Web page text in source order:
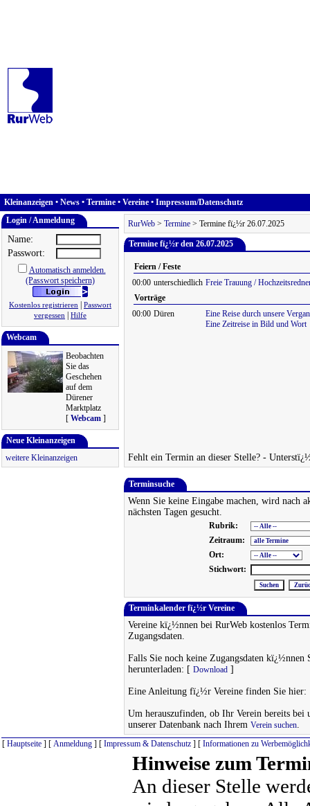
Kleinanzeigen • News • Termine • Vereine • Impressum/Datenschutz
Login / Anmeldung
Name:
Passwort:
Automatisch anmelden.
(Passwort speichern)
Kostenlos registrieren
Passwort
vergessen
Hilfe
Webcam
Beobachten
Sie das
Geschehen
auf dem
Dürener
Marktplatz
[ Webcam ]
Neue Kleinanzeigen
weitere Kleinanzeigen
RurWeb > Termine > Termine fï¿½r 26.07.2025
Termine fï¿½r den 26.07.2025
Feiern / Feste
00:00 unterschiedlich Freie Trauung /
Vorträge
00:00 Düren
Eine Reise durch unsere
Eine Zeitreise in Bild und Wort
Fehlt ein Termin an dieser Stelle? -
Terminsuche
Wenn Sie keine Eingabe machen, wird nach
nächsten Tagen gesucht.
Rubrik:
Zeitraum:
Ort:
Stichwort:
Terminkalender fï¿½r Vereine
Vereine kï¿½nnen bei RurWeb kostenlos
Zugangsdaten.
Falls Sie noch keine Zugangsdaten
herunterladen: [ Download ]
Eine Anleitung fï¿½r Vereine finden Sie
Um herauszufinden, ob Ihr Verein bereits
unserer Datenbank nach Ihrem Verein suchen.
[ Hauptseite ] [ Anmeldung ] [ Impressum & Datenschutz ] [ Informationen zu
Hinweise zum
An dieser Stelle